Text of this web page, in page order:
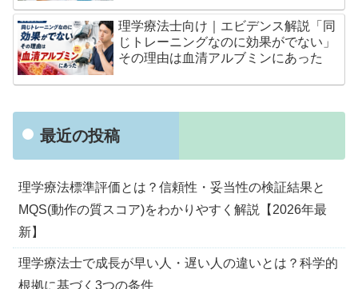
理学療法士向け｜エビデンス解説「同
じトレーニングなのに効果がでない」
その理由は血清アルブミンにあった
最近の投稿
理学療法標準評価とは？信頼性・妥当性の検証結果と
MQS(動作の質スコア)をわかりやすく解説【2026年最
新】
理学療法士で成長が早い人・遅い人の違いとは？科学的
根拠に基づく3つの条件